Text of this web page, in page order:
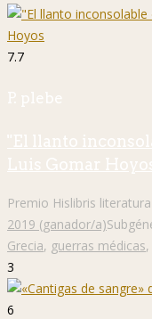
7.7
P. plebe
"El llanto
Luis Gomar
Premio Hislibris
2019 (ganador/a)
Grecia, guerras médicas,
3
6